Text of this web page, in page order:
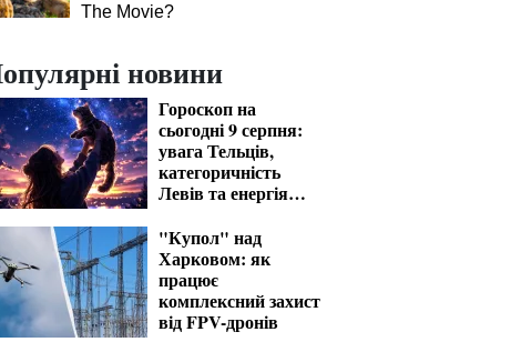
The Movie?
новини
Гороскоп на
сьогодні 9 серпня:
увага Тельців,
категоричність
Левів та енергія
"Купол" над
Харковом: як
працює
комплексний захист
від FPV-дронів